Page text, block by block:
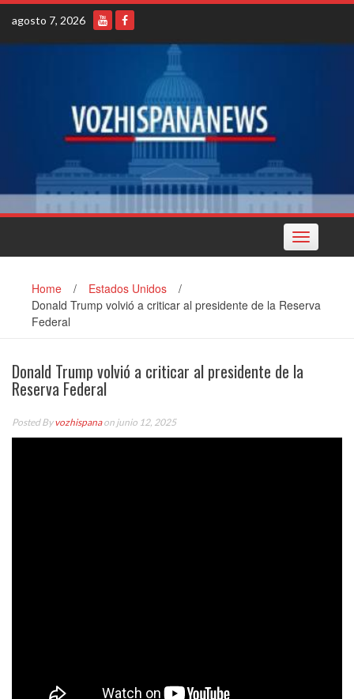
Skip
content
agosto 7, 2026
Toggle
navigation
Home / Estados Unidos
/
Donald Trump volvió a criticar al presidente de la Reserva
Federal
Donald Trump volvió a criticar al presidente de la
Reserva Federal
Posted Byvozhispanaon junio 12, 2025